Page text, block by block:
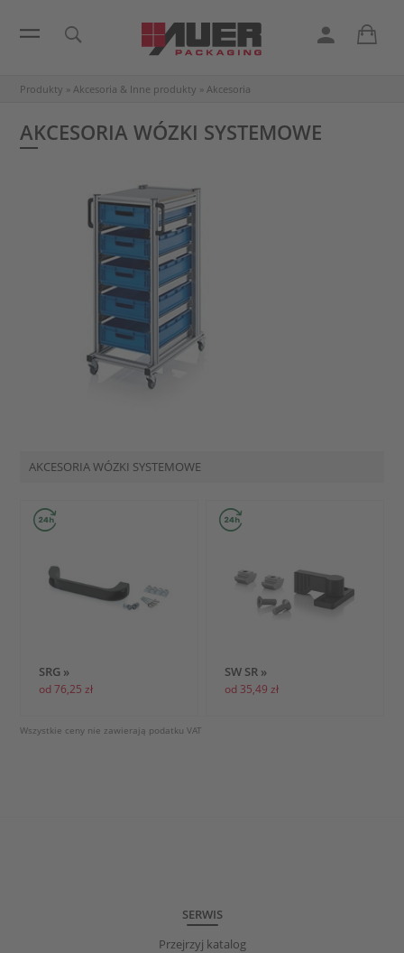
Produkty » Akcesoria & Inne produkty » Akcesoria
AKCESORIA WÓZKI SYSTEMOWE
AKCESORIA WÓZKI SYSTEMOWE
SRG »
od 76,25 zł
SW SR »
od 35,49 zł
Wszystkie ceny nie zawierają podatku VAT
SERWIS
Przejrzyj katalog